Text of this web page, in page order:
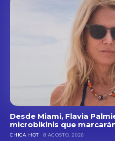
Desde Miami, Flavia
microbikinis que
CHICA HOT 8 AGOSTO, 2026